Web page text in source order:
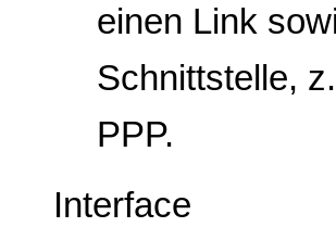
einen Link
Schnittstelle,
PPP.
Interface